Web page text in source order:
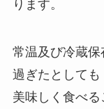
ります。
常温及び冷蔵
過ぎたとしても
美味しく食べる